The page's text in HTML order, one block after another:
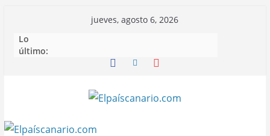
contenido
jueves, agosto 6, 2026
Lo
último: